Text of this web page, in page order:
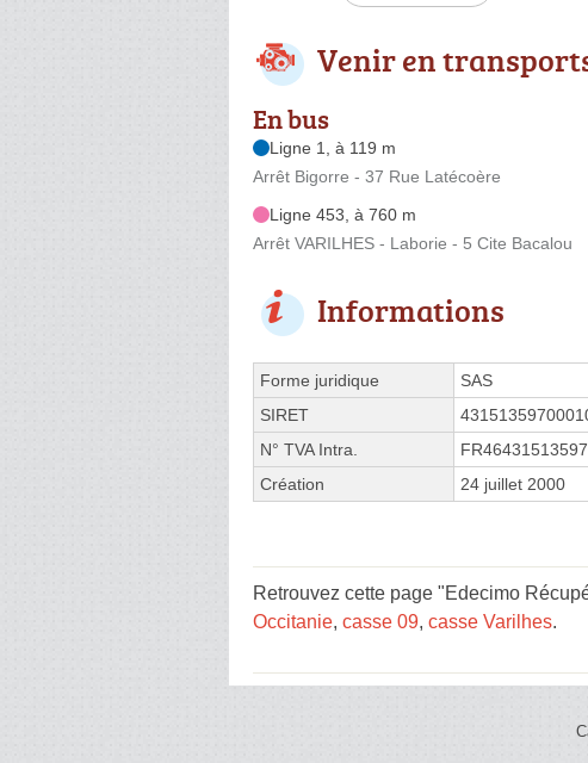
Venir en
En bus
Ligne 1, à 119 m
Arrêt Bigorre - 37 Rue Latécoère
Ligne 453, à 760 m
Arrêt VARILHES - Laborie - 5 Cite Bacalou
Informations
Forme juridique
SAS
SIRET
N° TVA Intra.
FR46431513597
Création
24 juillet 2000
Retrouvez cette page "Edecimo
Occitanie, casse 09, casse Varilhes.